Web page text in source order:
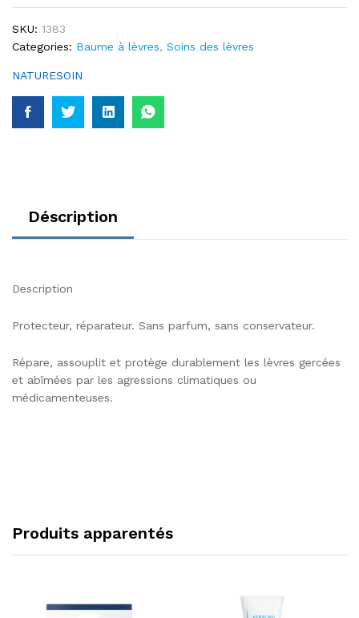
SKU: 1383
Categories: Baume à lèvres, Soins des lèvres
NATURESOIN
Déscription
Description
Protecteur, réparateur. Sans parfum, sans conservateur.
Répare, assouplit et protège durablement les lèvres gercées
et abîmées par les agressions climatiques ou
médicamenteuses.
Produits apparentés